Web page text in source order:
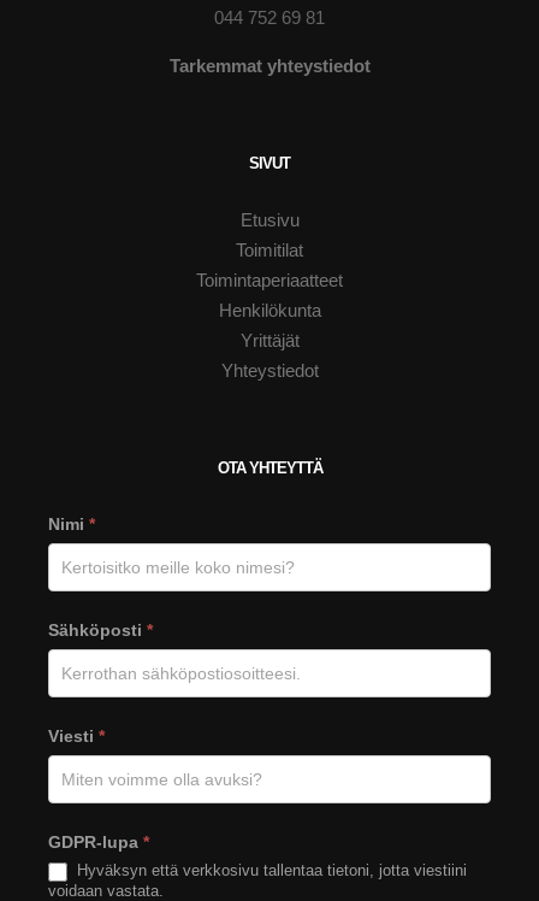
044 752 69 81
Tarkemmat yhteystiedot
SIVUT
Etusivu
Toimitilat
Toimintaperiaatteet
Henkilökunta
Yrittäjät
Yhteystiedot
OTA YHTEYTTÄ
Viesti
Tähkän
verkkosivuilta
Nimi *
Sähköposti *
Viesti *
GDPR-lupa *
voidaan vastata.